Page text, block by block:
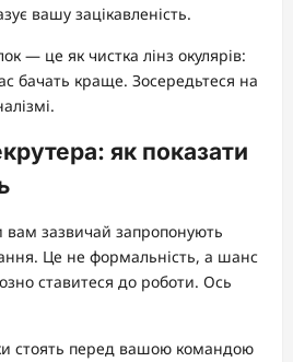
вашу зацікавленість.
— це як чистка лінз окулярів:
бачать краще. Зосередьтеся на
як показати
вам зазвичай запропонують
Це не формальність, а шанс
ставитеся до роботи. Ось
стоять перед вашою командою